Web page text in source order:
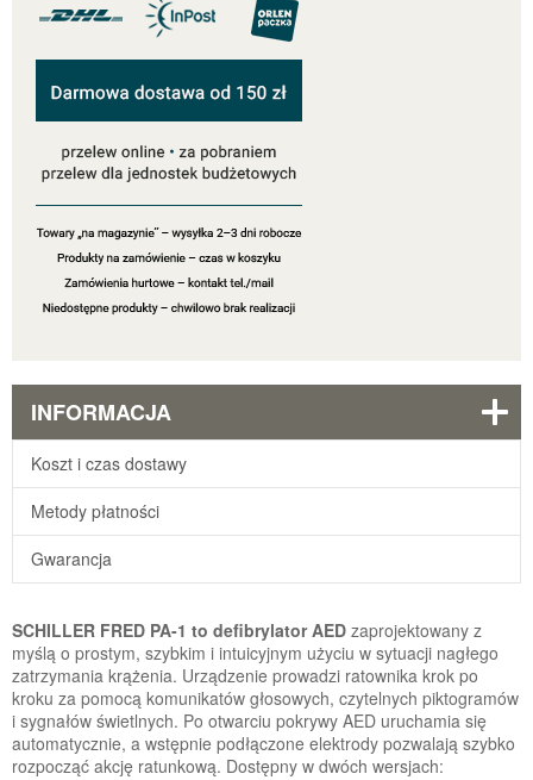
INFORMACJA
Koszt i czas dostawy
Metody płatności
Gwarancja
SCHILLER FRED PA-1 to defibrylator AED zaprojektowany z
myślą o prostym, szybkim i intuicyjnym użyciu w sytuacji nagłego
zatrzymania krążenia. Urządzenie prowadzi ratownika krok po
kroku za pomocą komunikatów głosowych, czytelnych piktogramów
i sygnałów świetlnych. Po otwarciu pokrywy AED uruchamia się
automatycznie, a wstępnie podłączone elektrody pozwalają szybko
rozpocząć akcję ratunkową. Dostępny w dwóch wersjach: